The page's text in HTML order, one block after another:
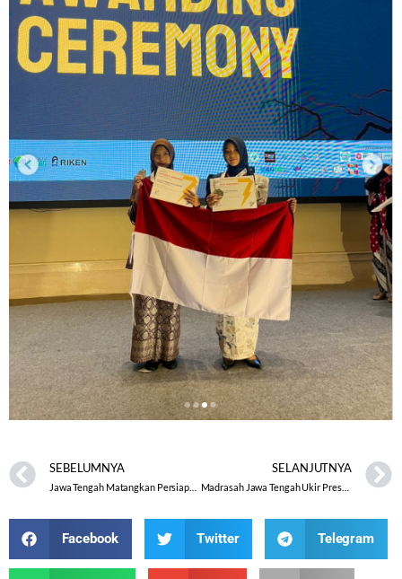
SEBELUMNYA SELANJUTNYA
Madrasah Jawa Tengah Ukir Prestasi di Ajang Internasional ISP 2026 Thailand
Facebook Twitter Telegram